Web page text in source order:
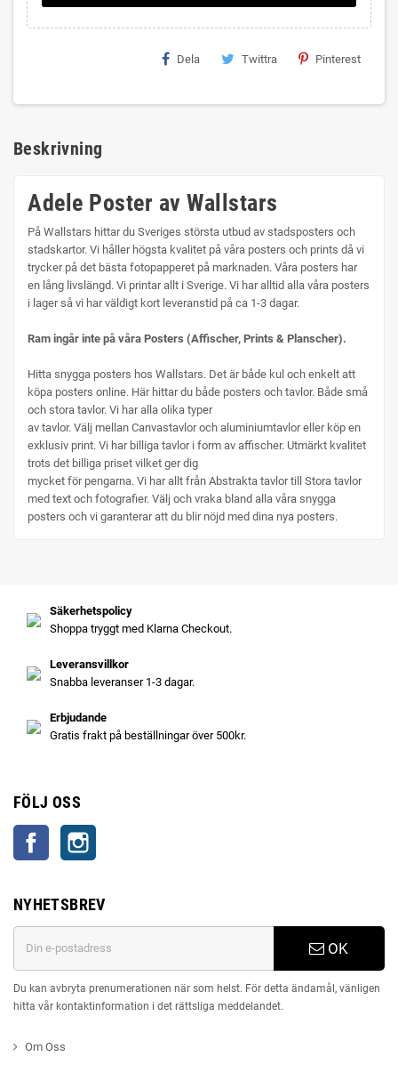
Dela Twittra Pinterest
Beskrivning
Adele Poster av Wallstars
På Wallstars hittar du Sveriges största utbud av stadsposters och
stadskartor. Vi håller högsta kvalitet på våra posters och prints då vi
trycker på det bästa fotopapperet på marknaden. Våra posters har
en lång livslängd. Vi printar allt i Sverige. Vi har alltid alla våra posters
i lager så vi har väldigt kort leveranstid på ca 1-3 dagar.
Ram ingår inte på våra Posters (Affischer, Prints & Planscher).
Hitta snygga posters hos Wallstars. Det är både kul och enkelt att
köpa posters online. Här hittar du både posters och tavlor. Både små
och stora tavlor. Vi har alla olika typer
av tavlor. Välj mellan Canvastavlor och aluminiumtavlor eller köp en
exklusiv print. Vi har billiga tavlor i form av affischer. Utmärkt kvalitet
trots det billiga priset vilket ger dig
mycket för pengarna. Vi har allt från Abstrakta tavlor till Stora tavlor
med text och fotografier. Välj och vraka bland alla våra snygga
posters och vi garanterar att du blir nöjd med dina nya posters.
Säkerhetspolicy
Shoppa tryggt med Klarna Checkout.
Leveransvillkor
Snabba leveranser 1-3 dagar.
Erbjudande
Gratis frakt på beställningar över 500kr.
FÖLJ OSS
Facebook
NYHETSBREV
OK
Du kan avbryta prenumerationen när som helst. För detta ändamål, vänligen
hitta vår kontaktinformation i det rättsliga meddelandet.
Om Oss